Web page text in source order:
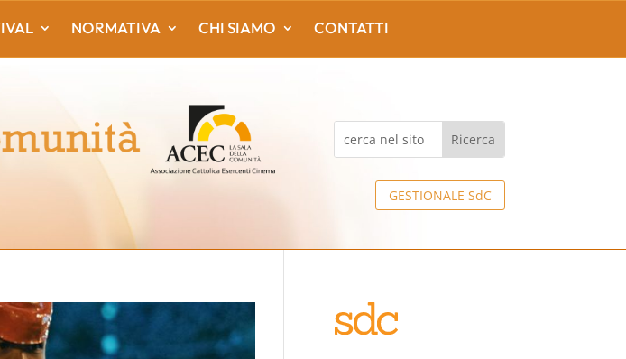
GESTIONALE SdC
NORMATIVA CHI SIAMO CONTATTI